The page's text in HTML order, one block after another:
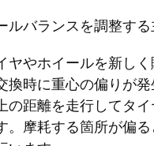
ルバランスを調整す
ヤやホイールを新し
換時に重心の偏りが発
の距離を走行してタ
。摩耗する箇所が偏